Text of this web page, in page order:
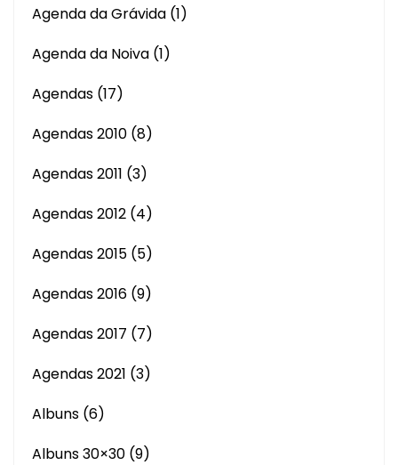
Agenda da Grávida (1)
Agenda da Noiva (1)
Agendas (17)
Agendas 2010 (8)
Agendas 2011 (3)
Agendas 2012 (4)
Agendas 2015 (5)
Agendas 2016 (9)
Agendas 2017 (7)
Agendas 2021 (3)
Albuns (6)
Albuns 30×30 (9)